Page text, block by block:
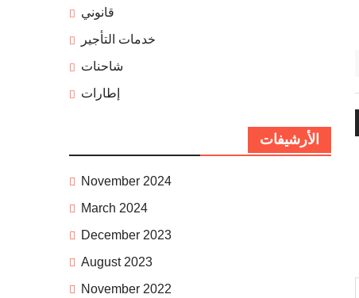
قانوني
خدمات التأجير
شاحنات
إطارات
الأرشيفات
November 2024
March 2024
December 2023
August 2023
November 2022